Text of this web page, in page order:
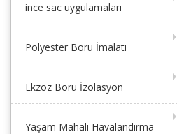
ince sac uygulamaları
Polyester Boru İmalatı
Ekzoz Boru İzolasyon
Yaşam Mahali Havalandırma